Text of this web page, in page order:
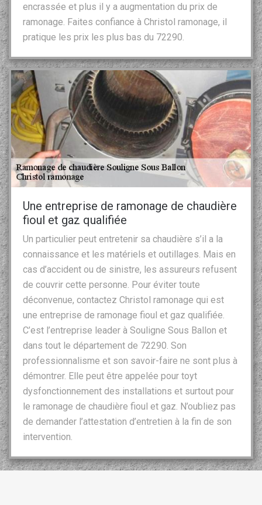
encrassée et plus il y a augmentation du prix de
ramonage. Faites confiance à Christol ramonage, il
pratique les prix les plus bas du 72290.
Une entreprise de ramonage de chaudière
fioul et gaz qualifiée
Un particulier peut entretenir sa chaudière s’il a la
connaissance et les matériels et outillages. Mais en
cas d’accident ou de sinistre, les assureurs refusent
de couvrir cette personne. Pour éviter toute
déconvenue, contactez Christol ramonage qui est
une entreprise de ramonage fioul et gaz qualifiée.
C’est l’entreprise leader à Souligne Sous Ballon et
dans tout le département de 72290. Son
professionnalisme et son savoir-faire ne sont plus à
démontrer. Elle peut être appelée pour toyt
dysfonctionnement des installations et surtout pour
le ramonage de chaudière fioul et gaz. N’oubliez pas
de demander l’attestation d’entretien à la fin de son
intervention.